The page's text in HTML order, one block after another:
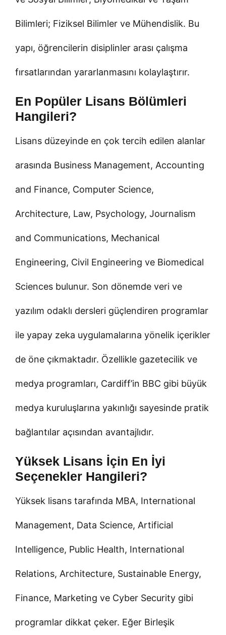
Bilimleri; Fiziksel Bilimler ve Mühendislik. Bu
yapı, öğrencilerin disiplinler arası çalışma
fırsatlarından yararlanmasını kolaylaştırır.
En Popüler Lisans Bölümleri
Hangileri?
Lisans düzeyinde en çok tercih edilen alanlar
arasında Business Management, Accounting
and Finance, Computer Science,
Architecture, Law, Psychology, Journalism
and Communications, Mechanical
Engineering, Civil Engineering ve Biomedical
Sciences bulunur. Son dönemde veri ve
yazılım odaklı dersleri güçlendiren programlar
ile yapay zeka uygulamalarına yönelik içerikler
de öne çıkmaktadır. Özellikle gazetecilik ve
medya programları, Cardiff’in BBC gibi büyük
medya kuruluşlarına yakınlığı sayesinde pratik
bağlantılar açısından avantajlıdır.
Yüksek Lisans İçin En İyi
Seçenekler Hangileri?
Yüksek lisans tarafında MBA, International
Management, Data Science, Artificial
Intelligence, Public Health, International
Relations, Architecture, Sustainable Energy,
Finance, Marketing ve Cyber Security gibi
programlar dikkat çeker. Eğer Birleşik